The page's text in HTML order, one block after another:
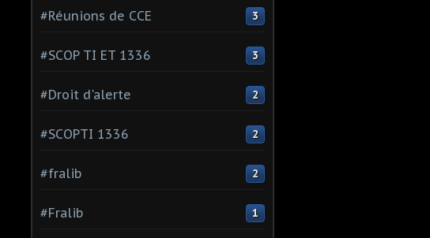
#Réunions de CCE 3
#SCOP TI ET 1336 3
#Droit d'alerte 2
#SCOPTI 1336 2
#fralib 2
#Fralib 1